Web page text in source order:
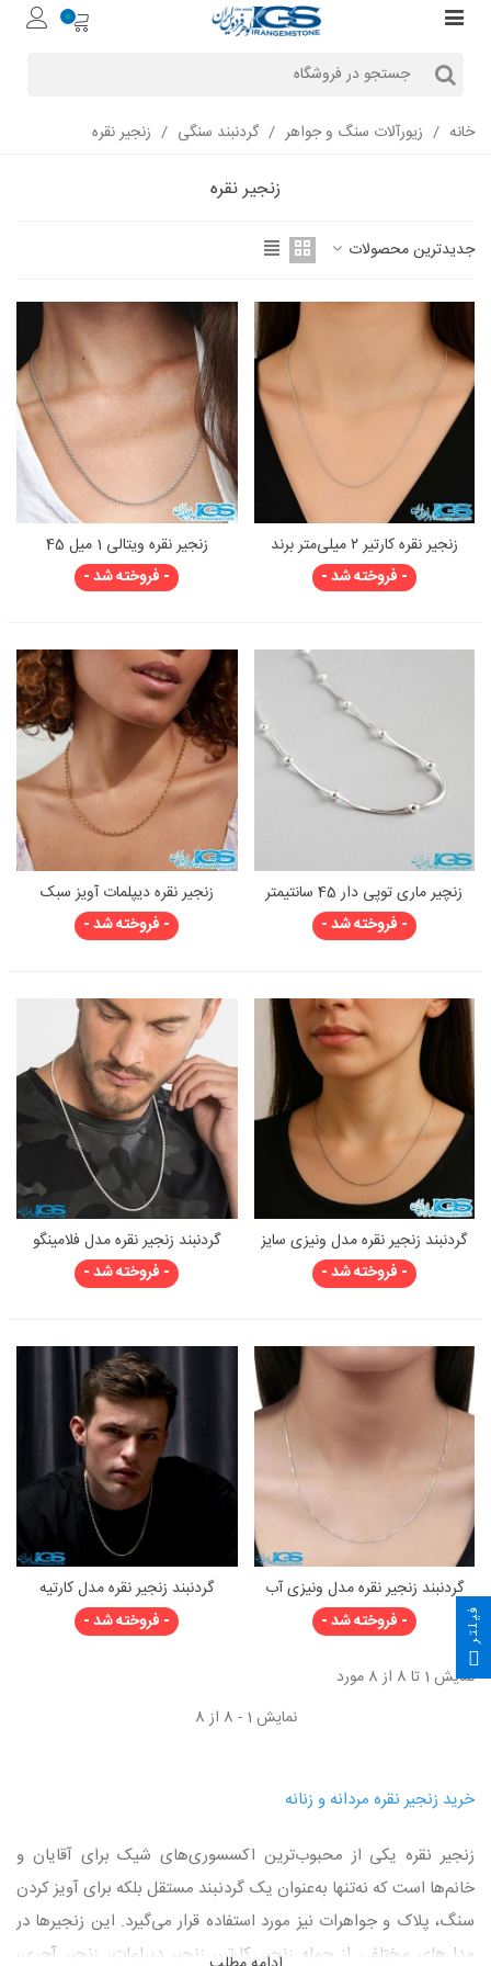
0
خانه / زیورآلات سنگ و جواهر / گردنبند سنگی / زنجیر نقره
زنجیر نقره
جدیدترین محصولات
زنجیر نقره کارتیر ۲ میلی‌متر برند
یاس | مناسب آویز سنگ‌های
قیمتی
- فروخته شد -
زنجیر نقره ویتالی 1 میل 45
سانتیمتر
- فروخته شد -
زنچیر ماری توپی دار 45 سانتیمتر
- فروخته شد -
زنجیر نقره دیپلمات آویز سبک
- فروخته شد -
گردنبند زنجیر نقره مدل ونیزی سایز
۵۵ سانتی‌متر قطر ۱ میلی‌متر برند
یاس | نقره ۹۲۵ اصل
- فروخته شد -
گردنبند زنجیر نقره مدل فلامینگو
قلمدون تراش خورده 925 ترکیه
- فروخته شد -
گردنبند زنجیر نقره مدل ونیزی آب
رادیوم رنگ ثاب 925 ایتالیا
- فروخته شد -
گردنبند زنجیر نقره مدل کارتیه
- فروخته شد -
نمایش 1 تا 8 از 8 مورد
نمایش 1 - 8 از 8
خرید زنجیر نقره مردانه و زنانه
زنجیر نقره یکی از محبوب‌ترین اکسسوری‌های شیک برای آقایان و
خانم‌ها است که نه‌تنها به‌عنوان یک گردنبند مستقل بلکه برای آویز کردن
سنگ، پلاک و جواهرات نیز مورد استفاده قرار می‌گیرد. این زنجیرها در
مدل‌های مختلفی از جمله زنجیر کارتیر، زنجیر دیپلمات، زنجیر آجری،
فیلتر